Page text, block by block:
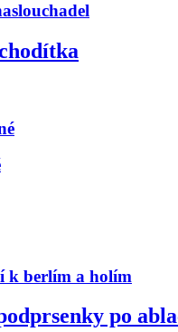
k berlím a holím
po